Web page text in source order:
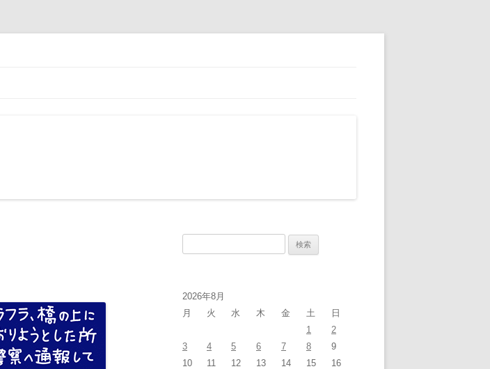
2026年8月
月
火 水 木 金 土
日
1
2
3
4 5 6 7 8
9
10
11 12 13 14 15
16